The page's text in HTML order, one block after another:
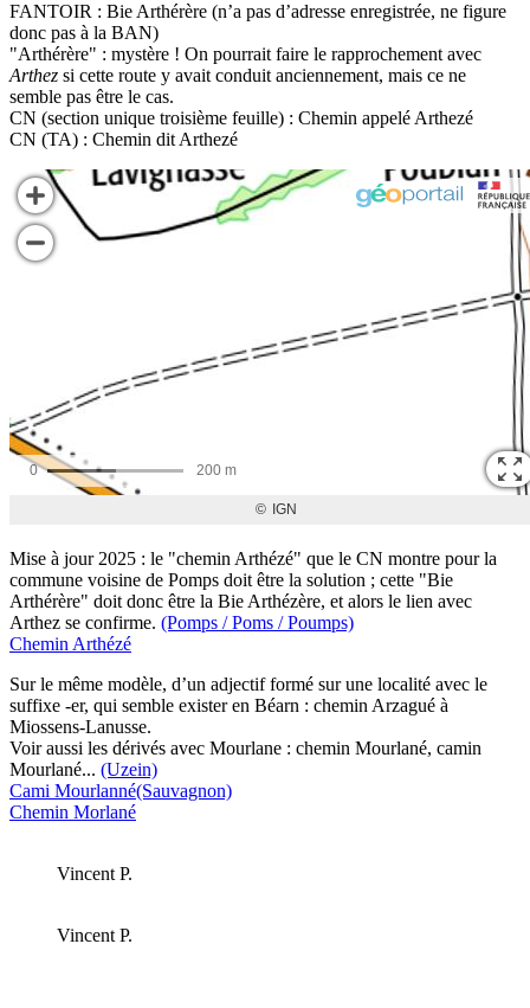
FANTOIR : Bie Arthérère (n’a pas d’adresse enregistrée, ne figure
donc pas à la BAN)
"Arthérère" : mystère ! On pourrait faire le rapprochement avec
Arthez si cette route y avait conduit anciennement, mais ce ne
semble pas être le cas.
CN (section unique troisième feuille) : Chemin appelé Arthezé
CN (TA) : Chemin dit Arthezé
Mise à jour 2025 : le "chemin Arthézé" que le CN montre pour la
commune voisine de Pomps doit être la solution ; cette "Bie
Arthérère" doit donc être la Bie Arthézère, et alors le lien avec
Arthez se confirme. (Pomps / Poms / Poumps)
Chemin Arthézé
Sur le même modèle, d’un adjectif formé sur une localité avec le
suffixe -er, qui semble exister en Béarn : chemin Arzagué à
Miossens-Lanusse.
Voir aussi les dérivés avec Mourlane : chemin Mourlané, camin
Mourlané... (Uzein)
Cami Mourlanné(Sauvagnon)
Chemin Morlané
Vincent P.
Vincent P.